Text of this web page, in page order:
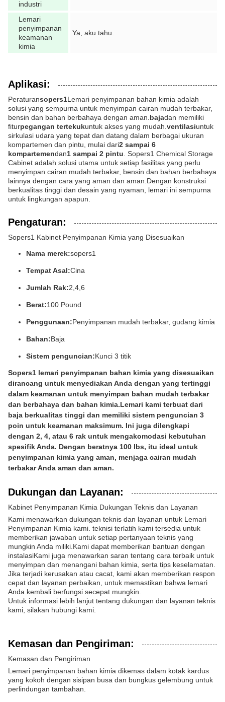
industri
Lemari
penyimpanan
keamanan
kimia
Ya, aku tahu.
Aplikasi:
Peraturansopers1Lemari penyimpanan bahan kimia adalah
solusi yang sempurna untuk menyimpan cairan mudah terbakar,
bensin dan bahan berbahaya dengan aman. bajadan memiliki
fiturpegangan tertekukuntuk akses yang mudah. ventilasiuntuk
sirkulasi udara yang tepat dan datang dalam berbagai ukuran
kompartemen dan pintu, mulai dari2 sampai 6
kompartemendan1 sampai 2 pintu . Sopers1 Chemical Storage
Cabinet adalah solusi utama untuk setiap fasilitas yang perlu
menyimpan cairan mudah terbakar, bensin dan bahan berbahaya
lainnya dengan cara yang aman dan aman.Dengan konstruksi
berkualitas tinggi dan desain yang nyaman, lemari ini sempurna
untuk lingkungan apapun.
Pengaturan:
Sopers1 Kabinet Penyimpanan Kimia yang Disesuaikan
Nama merek:sopers1
Tempat Asal:Cina
Jumlah Rak:2,4,6
Berat:100 Pound
Penggunaan:Penyimpanan mudah terbakar, gudang kimia
Bahan:Baja
Sistem penguncian:Kunci 3 titik
Sopers1 lemari penyimpanan bahan kimia yang disesuaikan
dirancang untuk menyediakan Anda dengan yang tertinggi
dalam keamanan untuk menyimpan bahan mudah terbakar
dan berbahaya dan bahan kimia.Lemari kami terbuat dari
baja berkualitas tinggi dan memiliki sistem penguncian 3
poin untuk keamanan maksimum. Ini juga dilengkapi
dengan 2, 4, atau 6 rak untuk mengakomodasi kebutuhan
spesifik Anda. Dengan beratnya 100 lbs, itu ideal untuk
penyimpanan kimia yang aman, menjaga cairan mudah
terbakar Anda aman dan aman.
Dukungan dan Layanan:
Kabinet Penyimpanan Kimia Dukungan Teknis dan Layanan
Kami menawarkan dukungan teknis dan layanan untuk Lemari
Penyimpanan Kimia kami. teknisi terlatih kami tersedia untuk
memberikan jawaban untuk setiap pertanyaan teknis yang
mungkin Anda miliki.Kami dapat memberikan bantuan dengan
instalasiKami juga menawarkan saran tentang cara terbaik untuk
menyimpan dan menangani bahan kimia, serta tips keselamatan.
Jika terjadi kerusakan atau cacat, kami akan memberikan respon
cepat dan layanan perbaikan, untuk memastikan bahwa lemari
Anda kembali berfungsi secepat mungkin.
Untuk informasi lebih lanjut tentang dukungan dan layanan teknis
kami, silakan hubungi kami.
Kemasan dan Pengiriman:
Kemasan dan Pengiriman
Lemari penyimpanan bahan kimia dikemas dalam kotak kardus
yang kokoh dengan sisipan busa dan bungkus gelembung untuk
perlindungan tambahan.